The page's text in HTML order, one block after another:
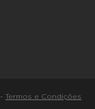
- Termos e Condições